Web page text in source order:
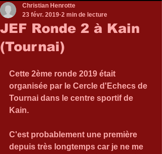
JEF Ronde 2 à Kain
(Tournai)
Christian Henrotte
23 févr. 2019 2 min de lecture
Cette 2ème ronde 2019 était
organisée par le Cercle d'Echecs de
Tournai dans le centre sportif de
Kain.
C'est probablement une première
depuis très longtemps car je ne me